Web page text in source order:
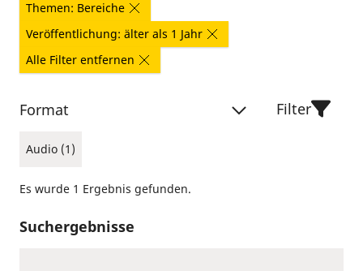
Themen: Bereiche
Veröffentlichung: älter als 1 Jahr
Alle Filter entfernen
Format
Audio (1)
Filter
Es wurde 1 Ergebnis gefunden.
Suchergebnisse